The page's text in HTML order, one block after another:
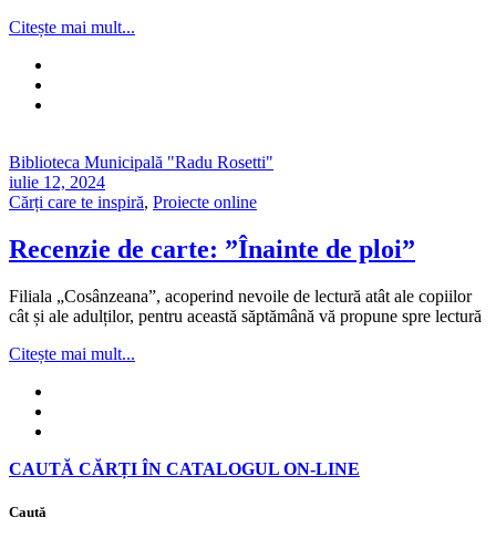
Citește mai mult...
Biblioteca Municipală "Radu Rosetti"
iulie 12, 2024
Cărți care te inspiră, Proiecte online
Recenzie de carte: ”Înainte de ploi”
Filiala „Cosânzeana”, acoperind nevoile de lectură atât ale copiilor
cât și ale adulților, pentru această săptămână vă propune spre lectură
Citește mai mult...
CAUTĂ CĂRȚI ÎN CATALOGUL ON-LINE
Caută